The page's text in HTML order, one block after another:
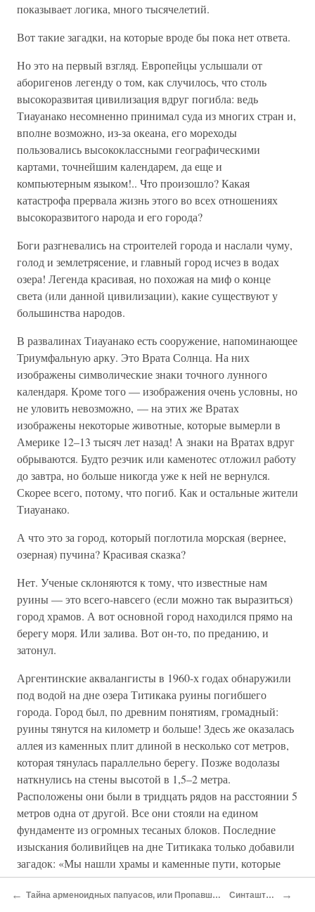
показывает логика, много тысячелетий.
Вот такие загадки, на которые вроде бы пока нет ответа.
Но это на первый взгляд. Европейцы услышали от
аборигенов легенду о том, как случилось, что столь
высокоразвитая цивилизация вдруг погибла: ведь
Тиауанако несомненно принимал суда из многих стран и,
вполне возможно, из-за океана, его мореходы
пользовались высококлассными географическими
картами, точнейшим календарем, да еще и
компьютерным языком!.. Что произошло? Какая
катастрофа прервала жизнь этого во всех отношениях
высокоразвитого народа и его города?
Боги разгневались на строителей города и наслали чуму,
голод и землетрясение, и главный город исчез в водах
озера! Легенда красивая, но похожая на миф о конце
света (или данной цивилизации), какие существуют у
большинства народов.
В развалинах Тиауанако есть сооружение, напоминающее
Триумфальную арку. Это Врата Солнца. На них
изображены символические знаки точного лунного
календаря. Кроме того — изображения очень условны, но
не уловить невозможно, — на этих же Вратах
изображены некоторые животные, которые вымерли в
Америке 12–13 тысяч лет назад! А знаки на Вратах вдруг
обрываются. Будто резчик или каменотес отложил работу
до завтра, но больше никогда уже к ней не вернулся.
Скорее всего, потому, что погиб. Как и остальные жители
Тиауанако.
А что это за город, который поглотила морская (вернее,
озерная) пучина? Красивая сказка?
Нет. Ученые склоняются к тому, что известные нам
руины — это всего-навсего (если можно так выразиться)
город храмов. А вот основной город находился прямо на
берегу моря. Или залива. Вот он-то, по преданию, и
затонул.
Аргентинские аквалангисты в 1960-х годах обнаружили
под водой на дне озера Титикака руины погибшего
города. Город был, по древним понятиям, громадный:
руины тянутся на километр и больше! Здесь же оказалась
аллея из каменных плит длиной в несколько сот метров,
которая тянулась параллельно берегу. Позже водолазы
наткнулись на стены высотой в 1,5–2 метра.
Расположены они были в тридцать рядов на расстоянии 5
метров одна от другой. Все они стояли на едином
фундаменте из огромных тесаных блоков. Последние
изыскания боливийцев на дне Титикака только добавили
загадок: «Мы нашли храмы и каменные пути, которые
ведут неизвестно куда, и лестницы, основания которых
скрыты в глубинах озера и оплетены морскими
← Тайна арменоидных папуасов, или Пропавший флот Александра Македонского Синташтские тайны →